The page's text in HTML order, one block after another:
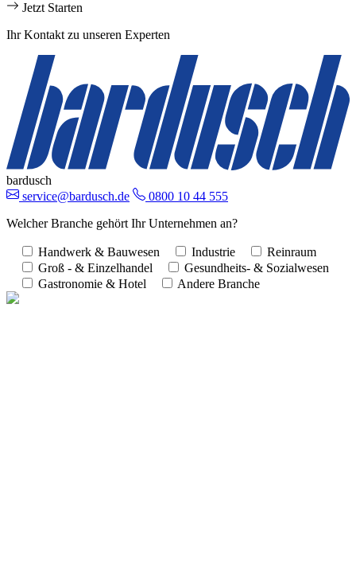
Jetzt Starten
Ihr Kontakt zu unseren Experten
bardusch
service@bardusch.de
0800 10 44 555
Welcher Branche gehört Ihr Unternehmen an?
Handwerk & Bauwesen Industrie
Reinraum
Groß - & Einzelhandel
Gesundheits- & Sozialwesen
Gastronomie & Hotel
Andere Branche